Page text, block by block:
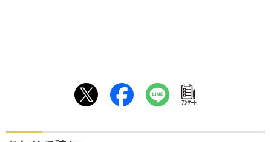
ｱﾝｹｰﾄ